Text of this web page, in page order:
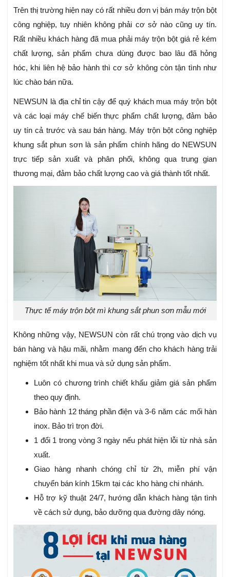
Trên thị trường hiện nay có rất nhiều đơn vị bán máy trộn bột
công nghiệp, tuy nhiên không phải cơ sở nào cũng uy tín.
Rất nhiều khách hàng đã mua phải máy trộn bột giá rẻ kém
chất lượng, sản phẩm chưa dùng được bao lâu đã hỏng
hóc, khi liên hệ bảo hành thì cơ sở không còn tận tình như
lúc chào bán nữa.
NEWSUN là địa chỉ tin cậy để quý khách mua máy trộn bột
và các loại máy chế biến thực phẩm chất lượng, đảm bảo
uy tín cả trước và sau bán hàng. Máy trộn bột công nghiệp
khung sắt phun sơn là sản phẩm chính hãng do NEWSUN
trực tiếp sản xuất và phân phối, không qua trung gian
thương mại, đảm bảo chất lượng cao và giá thành tốt nhất.
Thực tế máy trộn bột mì khung sắt phun sơn mẫu mới
Không những vậy, NEWSUN còn rất chú trọng vào dịch vụ
bán hàng và hậu mãi, nhằm mang đến cho khách hàng trải
nghiệm tốt nhất khi mua và sử dụng sản phẩm.
Luôn có chương trình chiết khấu giảm giá sản phẩm
theo quy định.
Bảo hành 12 tháng phần điện và 3-6 năm các mối hàn
inox. Bảo trì trọn đời.
1 đổi 1 trong vòng 3 ngày nếu phát hiện lỗi từ nhà sản
xuất.
Giao hàng nhanh chóng chỉ từ 2h, miễn phí vận
chuyển bán kính 15km tại các kho hàng chi nhánh.
Hỗ trợ kỹ thuật 24/7, hướng dẫn khách hàng tận tình
về cách sử dụng, bảo dưỡng qua đường dây nóng.